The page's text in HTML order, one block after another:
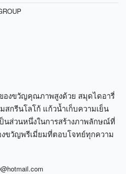
องขวัญคุณภาพสูงด้วย สมุดไดอารี่
กรีนโลโก้ แก้วน้ำเก็บความเย็น
ป็นส่วนหนึ่งในการสร้างภาพลักษณ์ที่
ขวัญพรีเมี่ยมที่ตอบโจทย์ทุกความ